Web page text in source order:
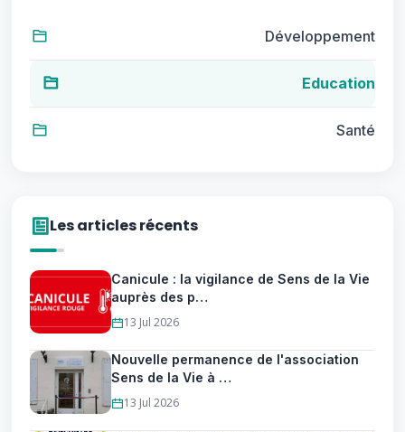
Développement
Education
Santé
Les articles récents
Canicule : la vigilance de Sens de la Vie
auprès des p…
13 Jul 2026
Nouvelle permanence de l'association
Sens de la Vie à …
13 Jul 2026